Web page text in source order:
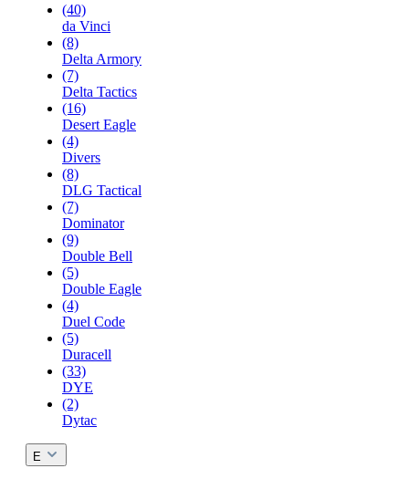
(40)
da Vinci
(8)
Delta Armory
(7)
Delta Tactics
(16)
Desert Eagle
(4)
Divers
(8)
DLG Tactical
(7)
Dominator
(9)
Double Bell
(5)
Double Eagle
(4)
Duel Code
(5)
Duracell
(33)
DYE
(2)
Dytac
E